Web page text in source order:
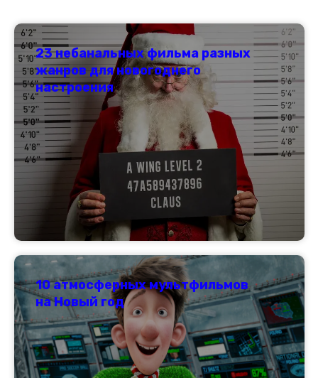
23 небанальных фильма разных
жанров для новогоднего
настроения
10 атмосферных мультфильмов
на Новый год